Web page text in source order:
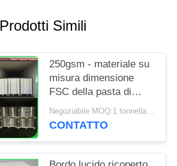
Prodotti Simili
250gsm - materiale su
misura dimensione
FSC della pasta di
cellulosa del bordo di
400gsm FBB approvato
Negoziabile MOQ:1 tonnellata per la dimensione speciale & 10 tonnellate per la dimensione standard
CONTATTO